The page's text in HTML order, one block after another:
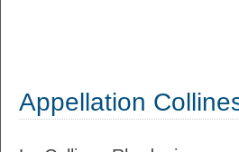
Appellation